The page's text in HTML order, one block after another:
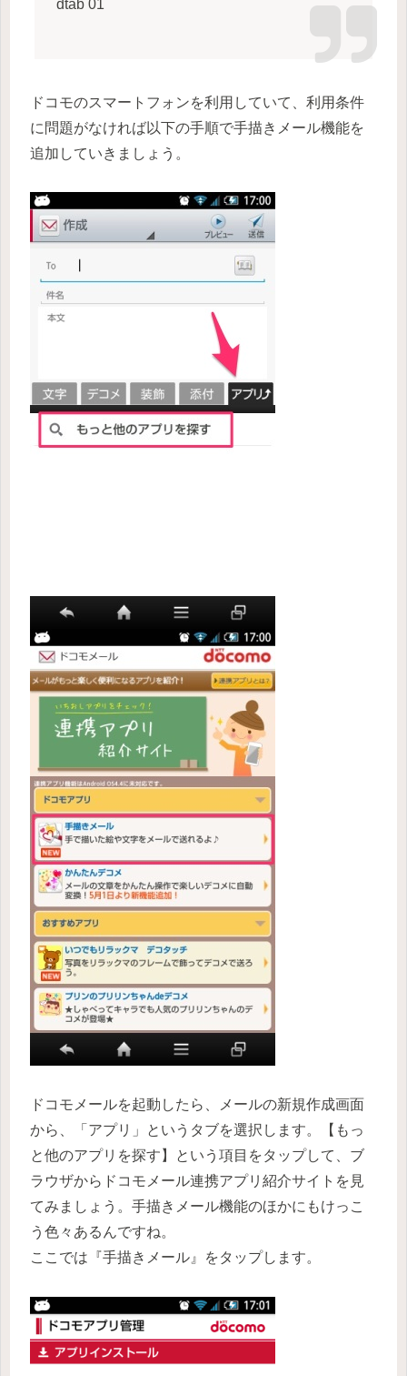
dtab 01
ドコモのスマートフォンを利用していて、利用条件
に問題がなければ以下の手順で手描きメール機能を
追加していきましょう。
ドコモメールを起動したら、メールの新規作成画面
から、「アプリ」というタブを選択します。【もっ
と他のアプリを探す】という項目をタップして、ブ
ラウザからドコモメール連携アプリ紹介サイトを見
てみましょう。手描きメール機能のほかにもけっこ
う色々あるんですね。
ここでは『手描きメール』をタップします。